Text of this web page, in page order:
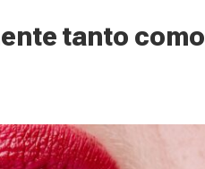
tanto como